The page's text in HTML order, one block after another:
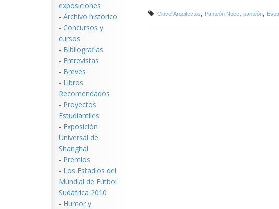
exposiciones
- Archivo histórico
- Concursos y
cursos
- Bibliografias
- Entrevistas
- Breves
- Libros
Recomendados
- Proyectos
Estudiantiles
- Exposición
Universal de
Shanghai
- Premios
- Los Estadios del
Mundial de Fútbol
Sudáfrica 2010
- Humor y
Clavel Arquitectos, Panteón Nube, panteón,